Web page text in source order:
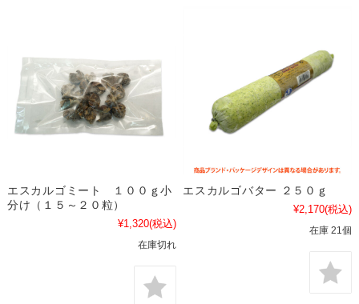
エスカルゴミート １００ｇ小
分け（１５～２０粒）
¥1,320(税込)
在庫切れ
エスカルゴバター ２５０ｇ
¥2,170(税込)
在庫 21個